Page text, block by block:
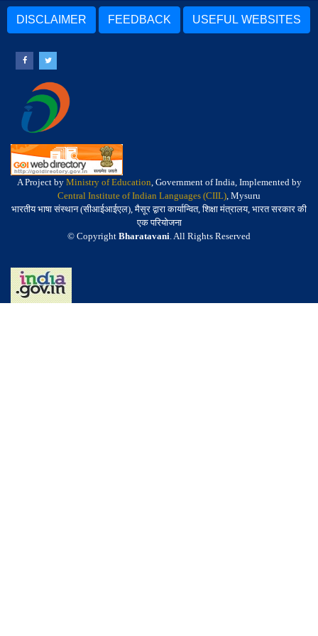
DISCLAIMER FEEDBACK USEFUL WEBSITES
A Project by Ministry of Education, Government of India, Implemented by
Central Institute of Indian Languages (CIIL), Mysuru
भारतीय भाषा संस्थान (सीआईआईएल), मैसूर द्वारा कार्यान्वित, शिक्षा मंत्रालय, भारत सरकार की
एक परियोजना
© Copyright Bharatavani. All Rights Reserved